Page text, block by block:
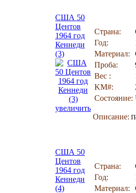
США 50
Центов
1964 год
Кеннеди
(3)
увеличить
Страна:
Год:
Материал:
Проба:
Вес :
KM#:
Состояние:
Описание:
США 50
Центов
1964 год
Кеннеди
(4)
Страна:
Год:
Материал: